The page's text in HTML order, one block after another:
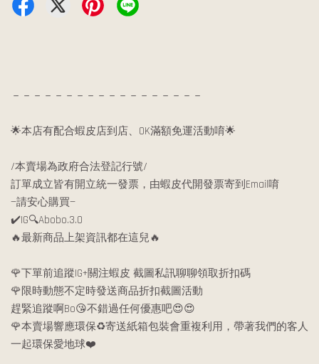
－－－－－－－－－－－－－－－－－－
🌟本店有配合蝦皮店到店、OK滿額免運活動唷🌟
/本賣場為政府合法登記行號/
訂單成立皆有開立統一發票，由蝦皮代開發票寄到Email唷
—請安心購買—
✔️IG🔍Abobo.3.0
🔥最新商品上架資訊都在這兒🔥
🌹下單前追蹤IG+關注蝦皮 截圖私訊聊聊領取折扣碼
🌹限時動態不定時發送商品折扣截圖活動
趕緊追蹤啊Bo😘不錯過任何優惠吧😍😍
🌹本賣場響應環保♻️寄送紙箱包裝會重複利用，帶著我們的客人
一起環保愛地球❤️